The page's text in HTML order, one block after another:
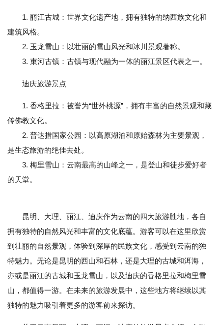
1. 丽江古城：世界文化遗产地，拥有独特的纳西族文化和
建筑风格。
2. 玉龙雪山：以壮丽的雪山风光和冰川景观著称。
3. 束河古镇：古镇与现代融为一体的丽江景区代表之一。
迪庆旅游景点
1. 香格里拉：被誉为“世外桃源”，拥有丰富的自然景观和藏
传佛教文化。
2. 普达措国家公园：以高原湖泊和原始森林为主要景观，
是生态旅游的绝佳去处。
3. 梅里雪山：云南最高的山峰之一，是登山和徒步爱好者
的天堂。
昆明、大理、丽江、迪庆作为云南的四大旅游胜地，各自
拥有独特的自然风光和丰富的文化底蕴。游客可以在这里欣赏
到壮丽的自然景观，体验到深厚的民族文化，感受到云南的独
特魅力。无论是昆明的西山和石林，还是大理的古城和洱海，
亦或是丽江的古城和玉龙雪山，以及迪庆的香格里拉和梅里雪
山，都值得一游。在未来的旅游发展中，这些地方将继续以其
独特的魅力吸引着更多的游客前来探访。